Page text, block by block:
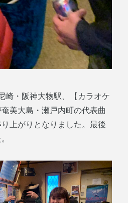
・阪神大物駅、【カラオケ
美大島・瀬戸内町の代表曲
上がりとなりました。最後